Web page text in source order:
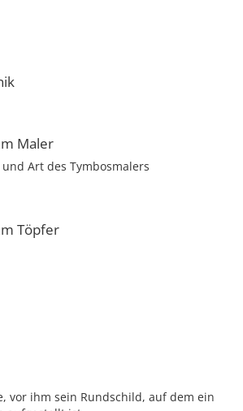
Maler
Art des Tymbosmalers
Töpfer
vor ihm sein Rundschild, auf dem ein